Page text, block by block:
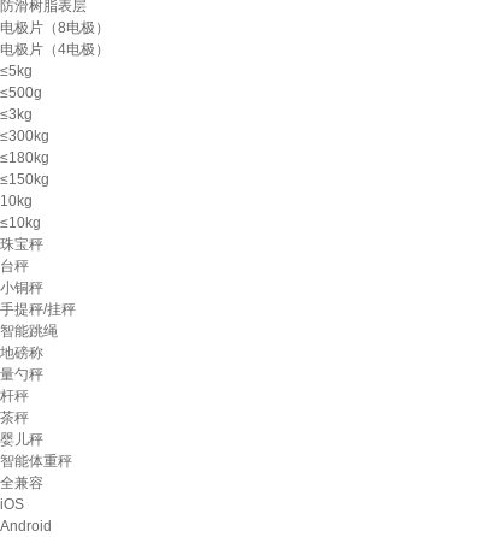
防滑树脂表层
电极片（8电极）
电极片（4电极）
≤5kg
≤500g
≤3kg
≤300kg
≤180kg
≤150kg
10kg
≤10kg
珠宝秤
台秤
小铜秤
手提秤/挂秤
智能跳绳
地磅称
量勺秤
杆秤
茶秤
婴儿秤
智能体重秤
全兼容
iOS
Android